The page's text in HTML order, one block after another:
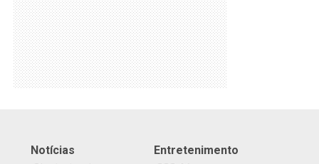
Notícias Entretenimento